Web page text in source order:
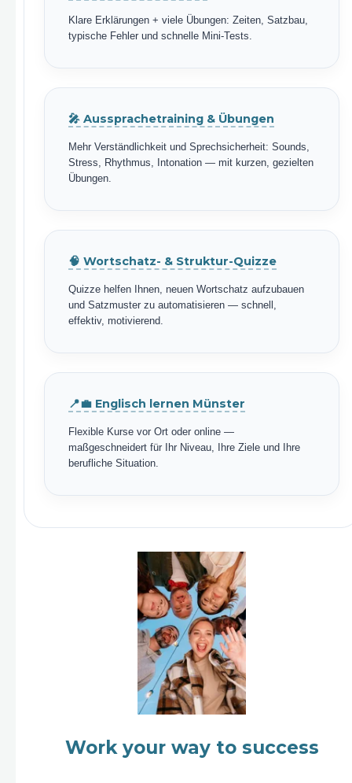
Klare Erklärungen + viele Übungen: Zeiten, Satzbau,
typische Fehler und schnelle Mini-Tests.
🎤 Aussprachetraining & Übungen
Mehr Verständlichkeit und Sprechsicherheit: Sounds,
Stress, Rhythmus, Intonation — mit kurzen, gezielten
Übungen.
🧠 Wortschatz- & Struktur-Quizze
Quizze helfen Ihnen, neuen Wortschatz aufzubauen
und Satzmuster zu automatisieren — schnell,
effektiv, motivierend.
📍💼 Englisch lernen Münster
Flexible Kurse vor Ort oder online —
maßgeschneidert für Ihr Niveau, Ihre Ziele und Ihre
berufliche Situation.
Work your way to success